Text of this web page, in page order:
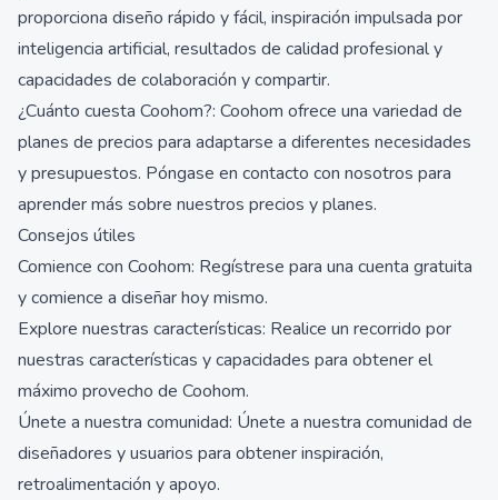
proporciona diseño rápido y fácil, inspiración impulsada por
inteligencia artificial, resultados de calidad profesional y
capacidades de colaboración y compartir.
¿Cuánto cuesta Coohom?: Coohom ofrece una variedad de
planes de precios para adaptarse a diferentes necesidades
y presupuestos. Póngase en contacto con nosotros para
aprender más sobre nuestros precios y planes.
Consejos útiles
Comience con Coohom: Regístrese para una cuenta gratuita
y comience a diseñar hoy mismo.
Explore nuestras características: Realice un recorrido por
nuestras características y capacidades para obtener el
máximo provecho de Coohom.
Únete a nuestra comunidad: Únete a nuestra comunidad de
diseñadores y usuarios para obtener inspiración,
retroalimentación y apoyo.